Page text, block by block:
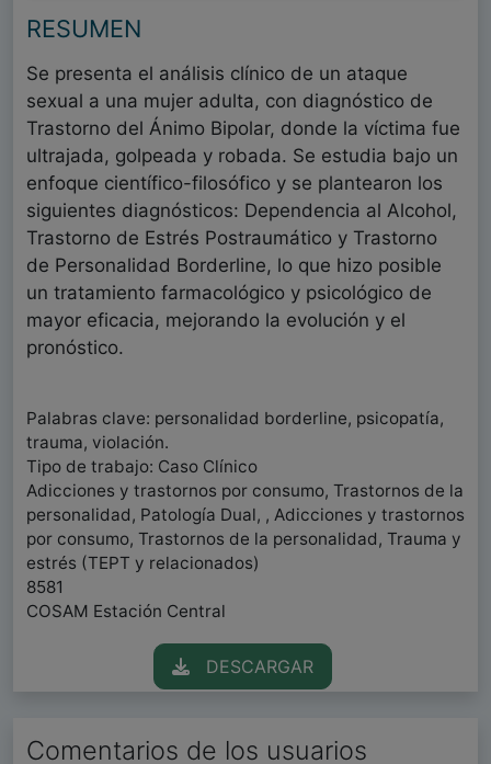
RESUMEN
Se presenta el análisis clínico de un ataque
sexual a una mujer adulta, con diagnóstico de
Trastorno del Ánimo Bipolar, donde la víctima fue
ultrajada, golpeada y robada. Se estudia bajo un
enfoque científico-filosófico y se plantearon los
siguientes diagnósticos: Dependencia al Alcohol,
Trastorno de Estrés Postraumático y Trastorno
de Personalidad Borderline, lo que hizo posible
un tratamiento farmacológico y psicológico de
mayor eficacia, mejorando la evolución y el
pronóstico.
Palabras clave: personalidad borderline, psicopatía,
trauma, violación.
Tipo de trabajo: Caso Clínico
Adicciones y trastornos por consumo, Trastornos de la
personalidad, Patología Dual, , Adicciones y trastornos
por consumo, Trastornos de la personalidad, Trauma y
estrés (TEPT y relacionados)
8581
COSAM Estación Central
DESCARGAR
Comentarios de los usuarios